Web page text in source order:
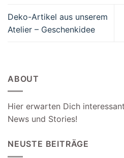
Deko-Artikel aus unserem
Atelier – Geschenkidee
ABOUT
Hier erwarten Dich
News und Stories!
NEUSTE BEITRÄGE